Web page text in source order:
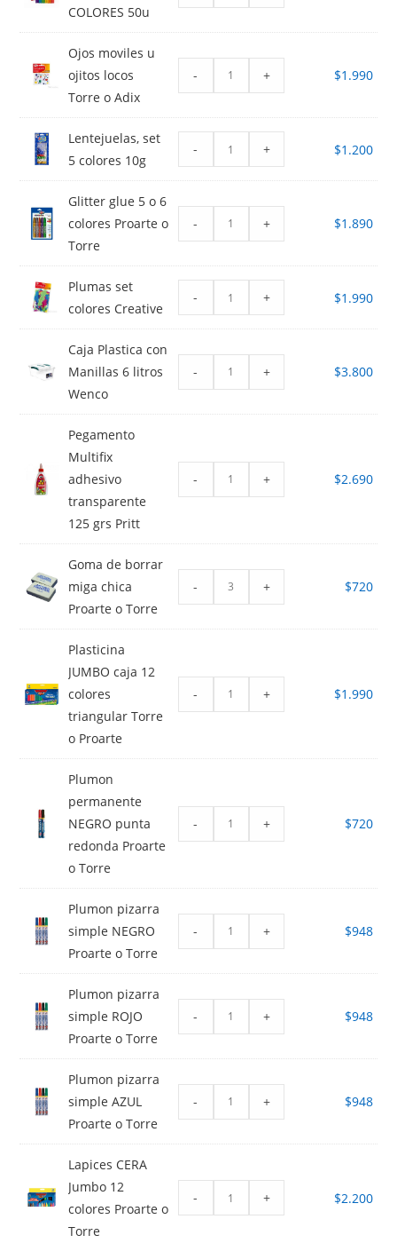
COLORES 50u
Ojos moviles u
ojitos locos
Torre o Adix
- + $1.990
Lentejuelas, set
5 colores 10g
- + $1.200
Glitter glue 5 o 6
colores Proarte o
Torre
- + $1.890
Plumas set
colores Creative
- + $1.990
Caja Plastica con
Manillas 6 litros
Wenco
- + $3.800
Pegamento
Multifix
adhesivo
transparente
125 grs Pritt
- + $2.690
Goma de borrar
miga chica
Proarte o Torre
- + $720
Plasticina
JUMBO caja 12
colores
triangular Torre
o Proarte
- + $1.990
Plumon
permanente
NEGRO punta
redonda Proarte
o Torre
- + $720
Plumon pizarra
simple NEGRO
Proarte o Torre
- + $948
Plumon pizarra
simple ROJO
Proarte o Torre
- + $948
Plumon pizarra
simple AZUL
Proarte o Torre
- + $948
Lapices CERA
Jumbo 12
colores Proarte o
Torre
- + $2.200